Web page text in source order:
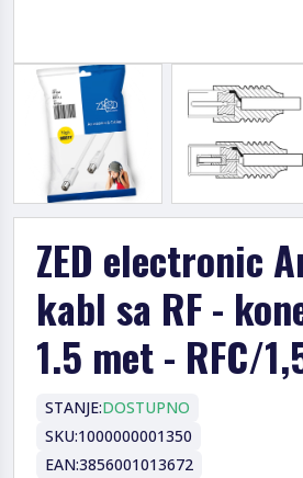
ZED electronic
kabl sa RF -
1.5 met - RFC/
STANJE:DOSTUPNO
SKU:1000000001350
EAN:3856001013672